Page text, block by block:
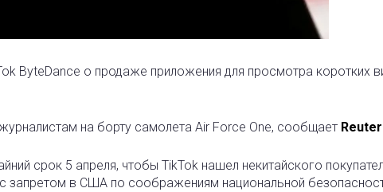
ByteDance о продаже приложения для просмотра коротких
на борту самолета Air Force One, сообщает
срок 5 апреля, чтобы TikTok нашел некитайского
запретом в США по соображениям национальной